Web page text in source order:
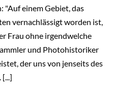
"Auf einem Gebiet, das
vernachlässigt worden ist,
Frau ohne irgendwelche
und Photohistoriker
der uns von jenseits des